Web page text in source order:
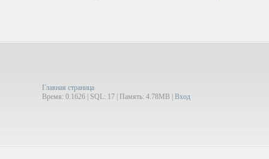
Главная страница
Время: 0.1626 | SQL: 17 | Память: 4.78MB Вход